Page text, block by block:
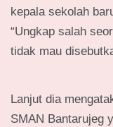
kepala sekolah
“Ungkap salah
tidak mau
Lanjut dia
SMAN Bantarujeg